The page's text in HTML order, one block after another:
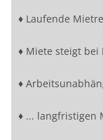
♦ Laufende
♦ Miete steigt bei
♦
♦ ... langfristigen